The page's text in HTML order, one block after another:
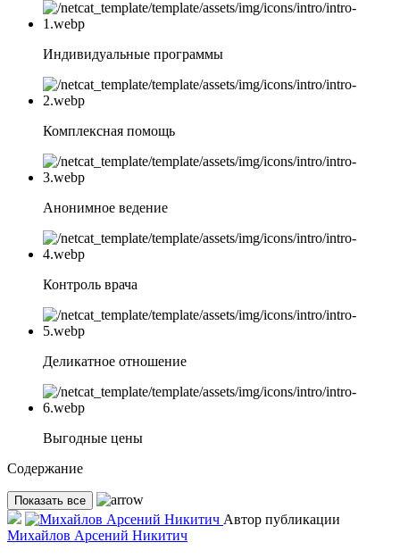
Индивидуальные программы
Комплексная помощь
Анонимное ведение
Контроль врача
Деликатное отношение
Выгодные цены
Содержание
Показать все
Автор публикации
Михайлов Арсений Никитич